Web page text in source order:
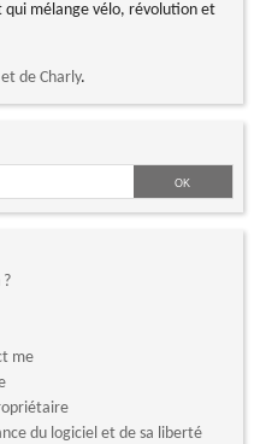
qui mélange vélo, révolution et
de Charly.
me
du logiciel et de sa liberté